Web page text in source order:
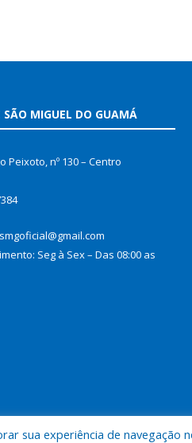
SÃO MIGUEL DO GUAMÁ
Peixoto, nº 130 – Centro
Seg à Sex – Das 08:00 as
sua experiência de